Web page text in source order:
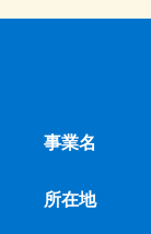
事業名
所在地